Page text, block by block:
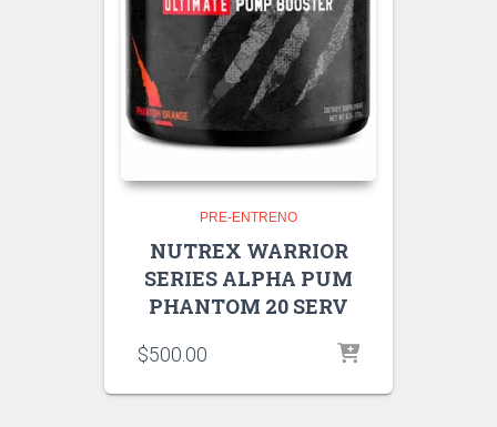
PRE-ENTRENO
NUTREX WARRIOR
SERIES ALPHA PUM
PHANTOM 20 SERV
$500.00